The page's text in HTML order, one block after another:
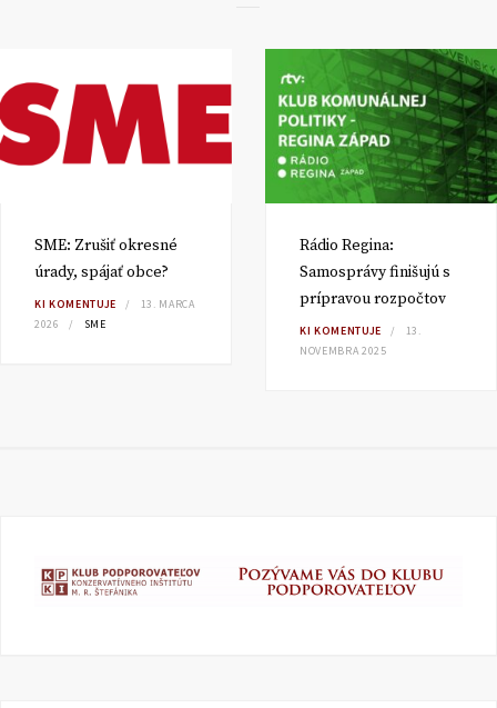
SME: Zrušiť okresné
úrady, spájať obce?
KI KOMENTUJE
13. MARCA
2026
SME
Rádio Regina:
Samosprávy finišujú s
prípravou rozpočtov
KI KOMENTUJE
13.
NOVEMBRA 2025